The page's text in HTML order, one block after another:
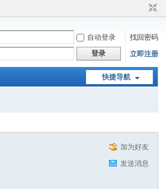
自动登录
找回密码
登录 立即注册
快捷导航
加为好友
发送消息